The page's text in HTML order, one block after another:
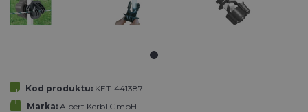
Kod produktu: KET-441387
Marka: Albert Kerbl GmbH